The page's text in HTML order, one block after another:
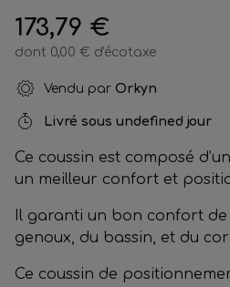
173,79 €
dont 0,00 € d'écotaxe
Vendu par Orkyn
Livré sous undefined jour
Ce coussin est composé
un meilleur confort et
Il garanti un bon confort
genoux, du bassin, et du
Ce coussin de